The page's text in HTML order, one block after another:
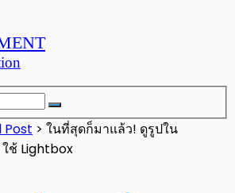
Post > ในที่สุดก็มาแล้ว! ดูรูปใน
ช้ Lightbox